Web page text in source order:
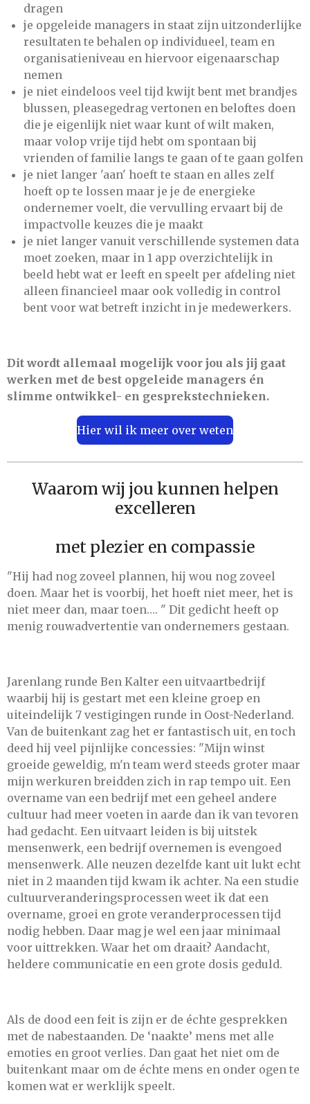
dragen
je opgeleide managers in staat zijn uitzonderlijke
resultaten te behalen op individueel, team en
organisatieniveau en hiervoor eigenaarschap
nemen
je niet eindeloos veel tijd kwijt bent met brandjes
blussen, pleasegedrag vertonen en beloftes doen
die je eigenlijk niet waar kunt of wilt maken,
maar volop vrije tijd hebt om spontaan bij
vrienden of familie langs te gaan of te gaan golfen
je niet langer 'aan' hoeft te staan en alles zelf
hoeft op te lossen maar je je de energieke
ondernemer voelt, die vervulling ervaart bij de
impactvolle keuzes die je maakt
je niet langer vanuit verschillende systemen data
moet zoeken, maar in 1 app overzichtelijk in
beeld hebt wat er leeft en speelt per afdeling niet
alleen financieel maar ook volledig in control
bent voor wat betreft inzicht in je medewerkers.
Dit wordt allemaal mogelijk voor jou als jij gaat
werken met de best opgeleide managers én
slimme ontwikkel- en gesprekstechnieken.
Hier wil ik meer over weten
Waarom wij jou kunnen helpen
excelleren
met plezier en compassie
"Hij had nog zoveel plannen, hij wou nog zoveel
doen. Maar het is voorbij, het hoeft niet meer, het is
niet meer dan, maar toen…. " Dit gedicht heeft op
menig rouwadvertentie van ondernemers gestaan.
Jarenlang runde Ben Kalter een uitvaartbedrijf
waarbij hij is gestart met een kleine groep en
uiteindelijk 7 vestigingen runde in Oost-Nederland.
Van de buitenkant zag het er fantastisch uit, en toch
deed hij veel pijnlijke concessies: "Mijn winst
groeide geweldig, m'n team werd steeds groter maar
mijn werkuren breidden zich in rap tempo uit. Een
overname van een bedrijf met een geheel andere
cultuur had meer voeten in aarde dan ik van tevoren
had gedacht. Een uitvaart leiden is bij uitstek
mensenwerk, een bedrijf overnemen is evengoed
mensenwerk. Alle neuzen dezelfde kant uit lukt echt
niet in 2 maanden tijd kwam ik achter. Na een studie
cultuurveranderingsprocessen weet ik dat een
overname, groei en grote veranderprocessen tijd
nodig hebben. Daar mag je wel een jaar minimaal
voor uittrekken. Waar het om draait? Aandacht,
heldere communicatie en een grote dosis geduld.
Als de dood een feit is zijn er de échte gesprekken
met de nabestaanden. De ‘naakte’ mens met alle
emoties en groot verlies. Dan gaat het niet om de
buitenkant maar om de échte mens en onder ogen te
komen wat er werklijk speelt.